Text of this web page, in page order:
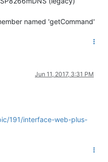
named 'getCommand'
Jun 11, 2017, 3:31 PM
191/interface-web-plus-